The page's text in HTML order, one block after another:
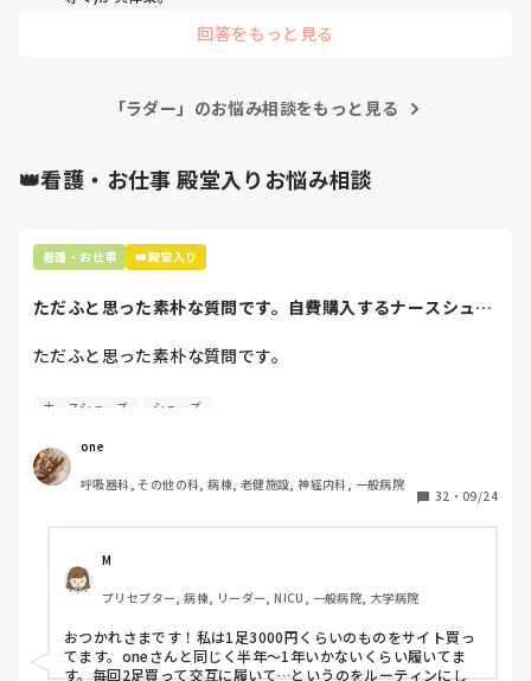
その具体策をいつまでにやるのか、時系列で表したものがプロ
記入にあたっての書き方などはありませんでしょうか？そちら
回答をもっと見る
「ラダー」のお悩み相談をもっと見る
👑看護・お仕事 殿堂入りお悩み相談
看護・お仕事 👑殿堂入り
ただふと思った素朴な質問です。自費購入するナースシュー
ただふと思った素朴な質問です。
自費購入するナースシューズ(職場で使用してる靴)っていく
わたしの職場の指定は「白のスニーカー」。
すぐに汚くなるので1,500円は絶対に超えたくない思いがあ
半年〜1年未満で交換しています。
職場の人が「ナースシューズに3000円以上は出せない」っ
て言ってて、わたしの倍額は出せるのか！とびっくりしたの
で、世の皆さんはどうなのかなと…🤔
ナースシューズ シューズ
one
呼吸器科, その他の科, 病棟, 老健施設, 神経内科, 一般病院
32 ・ 09/24
M
プリセプター, 病棟, リーダー, NICU, 一般病院, 大学病院
おつかれさまです！私は1足3000円くらいのものをサイト買っ
てます。oneさんと同じく半年〜1年いかないくらい履いてま
す。毎回2足買って交互に履いて…というのをルーティンにし